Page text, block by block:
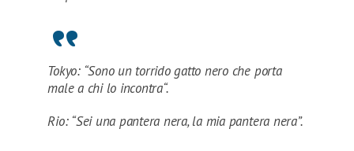
Tokyo: “Sono un torrido gatto nero che porta
male a chi lo incontra“.
Rio: “Sei una pantera nera, la mia pantera nera”.